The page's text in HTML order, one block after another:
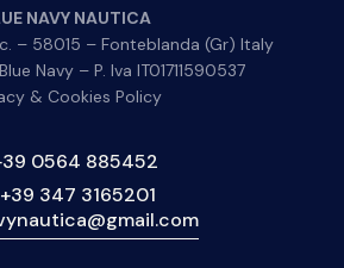
NAVY NAUTICA
– 58015 – Fonteblanda (Gr) Italy
Navy – P. Iva IT01711590537
& Cookies Policy
0564 885452
+39 347 3165201